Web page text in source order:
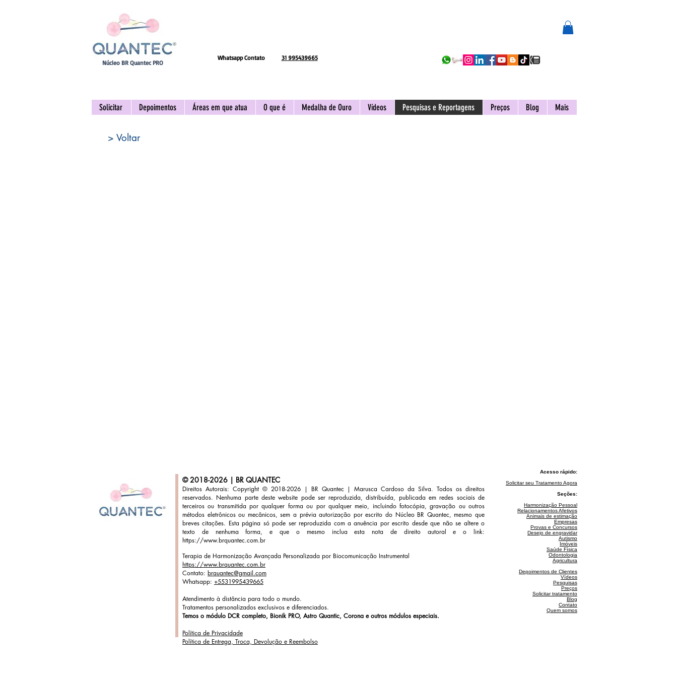
Núcleo BR Quantec PRO
Whatsapp Contato 31 995439665
Solicitar Depoimentos Áreas em que atua O que é Medalha de Ouro Vídeos Pesquisas e Reportagens Preços Blog Mais
> Voltar
© 2018-2026 | BR QUANTEC
Direitos Autorais: Copyright © 2018-2026 | BR Quantec | Marusca Cardoso da Silva. Todos os direitos
reservados. Nenhuma parte deste website pode ser reproduzida, distribuída, publicada em redes sociais de
terceiros ou transmitida por qualquer forma ou por qualquer meio, incluindo fotocópia, gravação ou outros
métodos eletrônicos ou mecânicos, sem a prévia autorização por escrito do Núcleo BR Quantec, mesmo que
breves citações. Esta página só pode ser reproduzida com a anuência por escrito desde que não se altere o
texto de nenhuma forma, e que o mesmo inclua esta nota de direito autoral e o link:
https://www.brquantec.com.br
Terapia de Harmonização Avançada Personalizada por Biocomunicação Instrumental
https://www.brquantec.com.br
Contato: brquantec@gmail.com
Whatsapp: +5531995439665
Atendimento à distância para todo o mundo.
Tratamentos personalizados exclusivos e diferenciados.
Temos o módulo DCR completo, Bionik PRO, Astro Quantic, Corona e outros módulos especiais.
Política de Privacidade
Política de Entrega, Troca, Devolução e Reembolso
Acesso rápido:
Solicitar seu Tratamento Agora
Seções:
Harmonização Pessoal
Relacionamentos Afetivos
Animais de estimação
Empresas
Provas e Concursos
Desejo de engravidar
Autismo
Imóveis
Saúde Física
Odontologia
Agricultura
Depoimentos de Clientes
Vídeos
Pesquisas
Preços
Solicitar tratamento
Blog
Contato
Quem somos